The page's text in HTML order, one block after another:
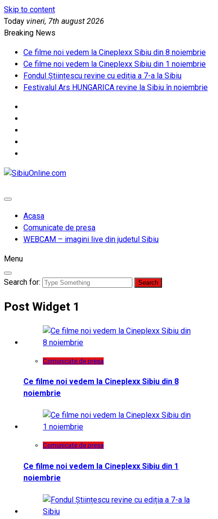
Skip to content
Today vineri, 7th august 2026
Breaking News
Ce filme noi vedem la Cineplexx Sibiu din 8 noiembrie
Ce filme noi vedem la Cineplexx Sibiu din 1 noiembrie
Fondul Științescu revine cu ediția a 7-a la Sibiu
Festivalul Ars HUNGARICA revine la Sibiu în noiembrie
Acasa
Comunicate de presa
WEBCAM – imagini live din judetul Sibiu
Menu
Search for:
Post Widget 1
Comunicate de presa
Ce filme noi vedem la Cineplexx Sibiu din 8
noiembrie
Comunicate de presa
Ce filme noi vedem la Cineplexx Sibiu din 1
noiembrie